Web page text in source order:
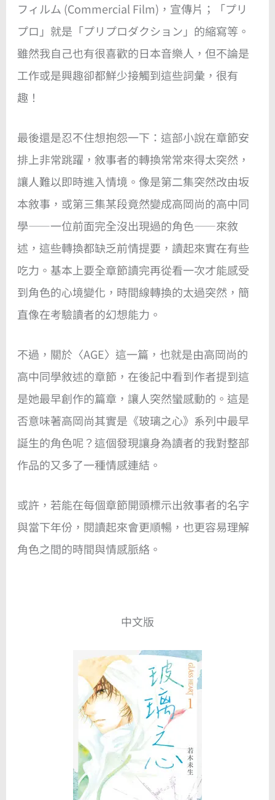
フィルム (Commercial Film)，宣傳片；「プリ
プロ」就是「プリプロダクション」的縮寫等。
雖然我自己也有很喜歡的日本音樂人，但不論是
工作或是興趣卻都鮮少接觸到這些詞彙，很有
趣！
最後還是忍不住想抱怨一下：這部小說在章節安
排上非常跳躍，敘事者的轉換常常來得太突然，
讓人難以即時進入情境。像是第二集突然改由坂
本敘事，或第三集某段竟然變成高岡尚的高中同
學——一位前面完全沒出現過的角色——來敘
述，這些轉換都缺乏前情提要，讀起來實在有些
吃力。基本上要全章節讀完再從看一次才能感受
到角色的心境變化，時間線轉換的太過突然，簡
直像在考驗讀者的幻想能力。
不過，關於〈AGE〉這一篇，也就是由高岡尚的
高中同學敘述的章節，在後記中看到作者提到這
是她最早創作的篇章，讓人突然蠻感動的。這是
否意味著高岡尚其實是《玻璃之心》系列中最早
誕生的角色呢？這個發現讓身為讀者的我對整部
作品的又多了一種情感連結。
或許，若能在每個章節開頭標示出敘事者的名字
與當下年份，閱讀起來會更順暢，也更容易理解
角色之間的時間與情感脈絡。
中文版